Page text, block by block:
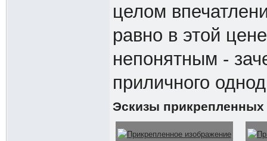
целом
равно в этой
непонятным -
приличного
Эскизы прикрепленных